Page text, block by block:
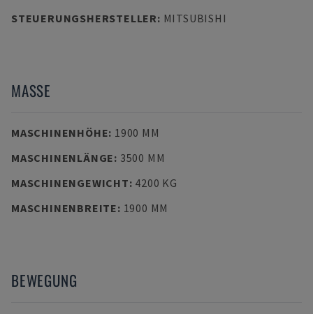
STEUERUNGSHERSTELLER: MITSUBISHI
MASSE
MASCHINENHÖHE: 1900 MM
MASCHINENLÄNGE: 3500 MM
MASCHINENGEWICHT: 4200 KG
MASCHINENBREITE: 1900 MM
BEWEGUNG